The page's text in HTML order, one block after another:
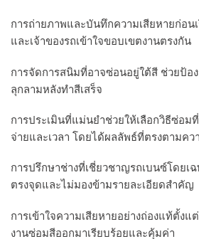
การถ่ายภาพและบันทึกความเสียหายก่อน
และเจ้าของรถเข้าใจขอบเขตงานตรงกัน
การจัดการสนิมที่อาจซ่อนอยู่ใต้สี ช่วยป้อ
ลุกลามหลังทำสีเสร็จ
การประเมินที่แม่นยำช่วยให้เลือกวิธีซ่อม
จ่ายและเวลา โดยได้ผลลัพธ์ที่ตรงตามคว
การปรึกษาช่างที่เชี่ยวชาญรถเบนซ์โดยเ
ตรงจุดและไม่มองข้ามรายละเอียดสำคัญ
การเข้าใจความเสียหายอย่างถ่องแท้ตั้ง
งานซ่อมสีออกมาเรียบร้อยและคุ้มค่า